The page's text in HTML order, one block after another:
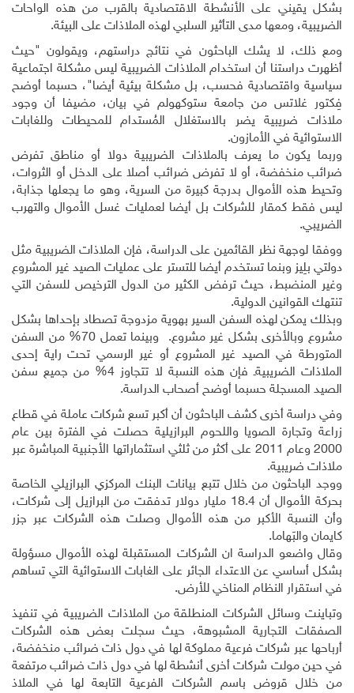
بشكل يقيني على الأنشطة الاقتصادية بالقرب من هذه الواحات
الضريبية، ومعها مدى التأثير السلبي لهذه الملاذات على البيئة.
ومع ذلك، لا يشك الباحثون في نتائج دراستهم، ويقولون "حيث
أظهرت دراستنا أن استخدام الملاذات الضريبية ليس مشكلة اجتماعية
سياسية واقتصادية فحسب، بل مشكلة بيئية أيضا"، حسبما أوضح
فِكتور غلاتس من جامعة ستوكهولم في بيان، مضيفا أن وجود
ملاذات ضريبية يضر بالاستغلال المُستدام للمحيطات وللغابات
الاستوائية في الأمازون.
وربما يكون ما يعرف بالملاذات الضريبية دولا أو مناطق تفرض
ضرائب منخفضة، أو لا تفرض ضرائب أصلا على الدخل أو الثروات،
وتحيط هذه الأموال بدرجة كبيرة من السرية، وهو ما يجعلها جذابة،
ليس فقط كمقار للشركات بل أيضا لعمليات غسل الأموال والتهرب
الضريبي.
ووفقا لوجهة نظر القائمين على الدراسة، فإن الملاذات الضريبية مثل
دولتي بلِيز وبنما تستخدم أيضا للتستر على عمليات الصيد غير المشروع
وغير المنضبط، حيث ترفض الكثير من الدول الترخيص للسفن التي
تنتهك القوانين الدولية.
وبذلك يمكن لهذه السفن السير بهوية مزدوجة تصطاد بإحداها بشكل
مشروع وبالأخرى بشكل غير مشروع.
وبينما تعمل 70% من السفن
المتورطة في الصيد غير المشروع أو غير الرسمي تحت راية إحدى
الملاذات الضريبيةـ فإن هذه النسبة لا تتجاوز 4% من جميع سفن
الصيد المسجلة حسبما أوضح أصحاب الدراسة.
وفي دراسة أخرى كشف الباحثون أن أكبر تسع شركات عاملة في قطاع
زراعة وتجارة الصويا واللحوم البرازيلية حصلت في الفترة بين عام
2000 وعام 2011 على أكثر من ثلثي استثماراتها الأجنبية المباشرة عبر
ملاذات ضريبية.
ووجد الباحثون من خلال تتبع بيانات البنك المركزي البرازيلي الخاصة
بحركة الأموال أن 18.4 مليار دولار تدفقت من البرازيل إلى شركات،
وأن النسبة الأكبر من هذه الأموال وصلت هذه الشركات عبر جزر
كايمان والبَهاما.
وقال واضعو الدراسة ان الشركات المستقبلة لهذه الأموال مسؤولة
بشكل أساسي عن الاعتداء الجائر على الغابات الاستوائية التي تساهم
في استقرار النظام المناخي للأرض.
وتباينت وسائل الشركات المنطلقة من الملاذات الضريبية في تنفيذ
الصفقات التجارية المشبوهة، حيث سجلت بعض هذه الشركات
أرباحها عبر شركات فرعية مملوكة لها في دول ذات ضرائب منخفضة،
في حين مولت شركات أخرى أنشطة لها في دول ذات ضرائب مرتفعة
من خلال قروض باسم الشركات الفرعية التابعة لها في الملاذ